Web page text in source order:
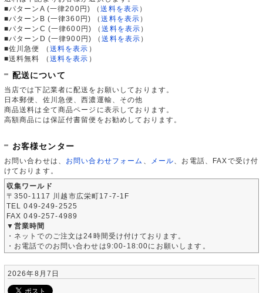
■パターンA (一律200円)
（送料を表示 ）
■パターンB (一律360円)
（送料を表示 ）
■パターンC (一律600円)
（送料を表示 ）
■パターンD (一律900円)
（送料を表示 ）
■佐川急便
（ 送料を表示 ）
■送料無料
（ 送料を表示 ）
配送について
当店では下記業者に配送をお願いしております。
日本郵便、佐川急便、西濃運輸、その他
商品送料は全て商品ページに表示しております。
高額商品には保証付書留便をお勧めしております。
お客様センター
お問い合わせは、 お問い合わせフォーム メール 、お電話、FAXで受け付
けております。
収集ワールド
〒350-1117 川越市広栄町17-7-1F
TEL 049-249-2525
FAX 049-257-4989
▼営業時間
・ネットでのご注文は24時間受け付けております。
・お電話でのお問い合わせは9:00-18:00にお願いします。
2026年8月7日